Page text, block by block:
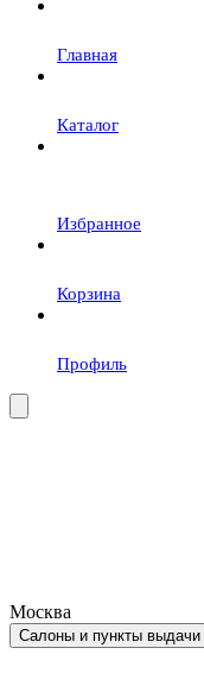
Главная
Каталог
Избранное
Корзина
Профиль
Москва
Салоны и пункты выдачи